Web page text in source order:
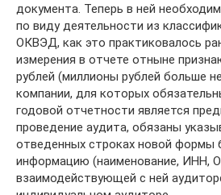
документа. Теперь в ней
по виду деятельности из
ОКВЭД, как это практиковалось
измерения в отчете отныне
рублей (миллионы рублей больше
компании, для которых
годовой отчетности является
проведение аудита, обязаны
отведенных строках новой формы
информацию (наименование, ИНН,
взаимодействующей с ней